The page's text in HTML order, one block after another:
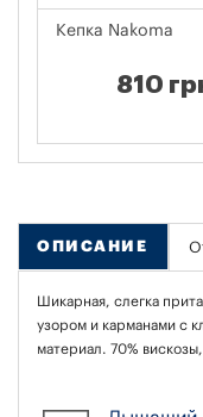
Кепка Nakoma
810
ОПИСАНИЕ
Шикарная, слегка
узором и карманами с
материал. 70%